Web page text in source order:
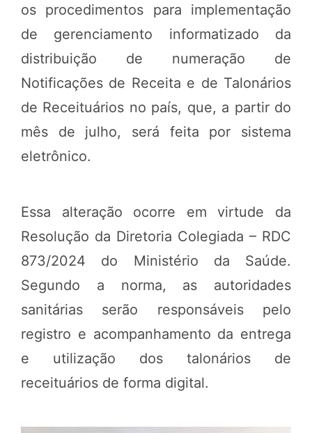
os procedimentos para implementação
de gerenciamento informatizado da
distribuição de numeração de
Notificações de Receita e de Talonários
de Receituários no país, que, a partir do
mês de julho, será feita por sistema
eletrônico.
Essa alteração ocorre em virtude da
Resolução da Diretoria Colegiada – RDC
873/2024 do Ministério da Saúde.
Segundo a norma, as autoridades
sanitárias serão responsáveis pelo
registro e acompanhamento da entrega
e utilização dos talonários de
receituários de forma digital.